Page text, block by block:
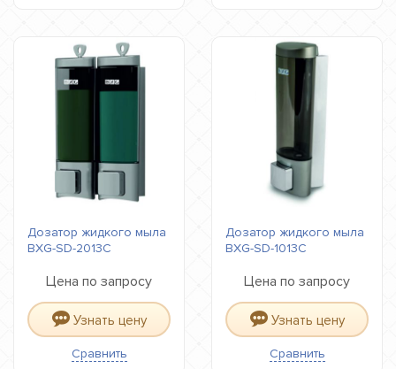
Дозатор жидкого мыла
BXG-SD-2013C
Цена по запросу
Узнать цену
Сравнить
Дозатор жидкого мыла
BXG-SD-1013C
Цена по запросу
Узнать цену
Сравнить